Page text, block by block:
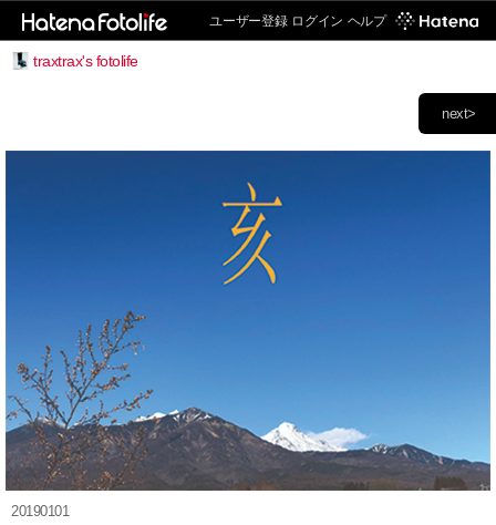
ユーザー登録 ログイン ヘルプ
traxtrax's fotolife
next>
20190101